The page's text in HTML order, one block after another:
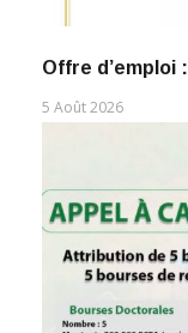
Offre d’emploi
5 Août 2026